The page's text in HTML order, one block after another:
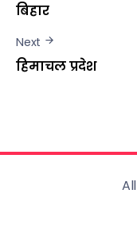
बिहार
Next
हिमाचल प्रदेश